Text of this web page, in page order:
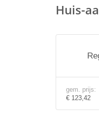
Huis-
gem. prijs:
€ 123,42